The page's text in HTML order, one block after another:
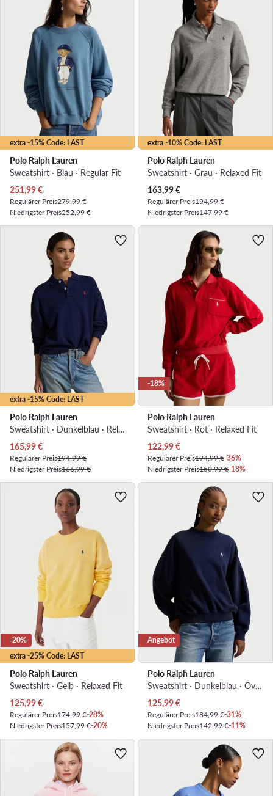
extra -15% Code: LAST
Polo Ralph Lauren
Sweatshirt · Blau · Regular Fit
Aktueller Preis
251,99€
Regulärer Preis279,99 €
Niedrigster Preis252,99 €
extra -10% Code: LAST
Polo Ralph Lauren
Sweatshirt · Grau · Relaxed Fit
Aktueller Preis
163,99€
Regulärer Preis194,99 €
Niedrigster Preis147,99 €
extra -15% Code: LAST
Polo Ralph Lauren
Sweatshirt · Dunkelblau · Relaxed Fit
Aktueller Preis
165,99€
Regulärer Preis194,99 €
Niedrigster Preis166,99 €
-18%
Polo Ralph Lauren
Sweatshirt · Rot · Relaxed Fit
Aktueller Preis
122,99€
Regulärer Preis194,99 €-36%
Niedrigster Preis150,99 €-18%
extra -25% Code: LAST
-20%
Polo Ralph Lauren
Sweatshirt · Gelb · Relaxed Fit
Aktueller Preis
125,99€
Regulärer Preis174,99 €-28%
Niedrigster Preis157,99 €-20%
Angebot
Polo Ralph Lauren
Sweatshirt · Dunkelblau · Oversize
Aktueller Preis
125,99€
Regulärer Preis184,99 €-31%
Niedrigster Preis142,99 €-11%